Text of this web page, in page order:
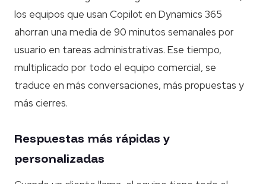
los equipos que usan Copilot en Dynamics 365
ahorran una media de 90 minutos semanales por
usuario en tareas administrativas. Ese tiempo,
multiplicado por todo el equipo comercial, se
traduce en más conversaciones, más propuestas y
más cierres.
Respuestas más rápidas y
personalizadas